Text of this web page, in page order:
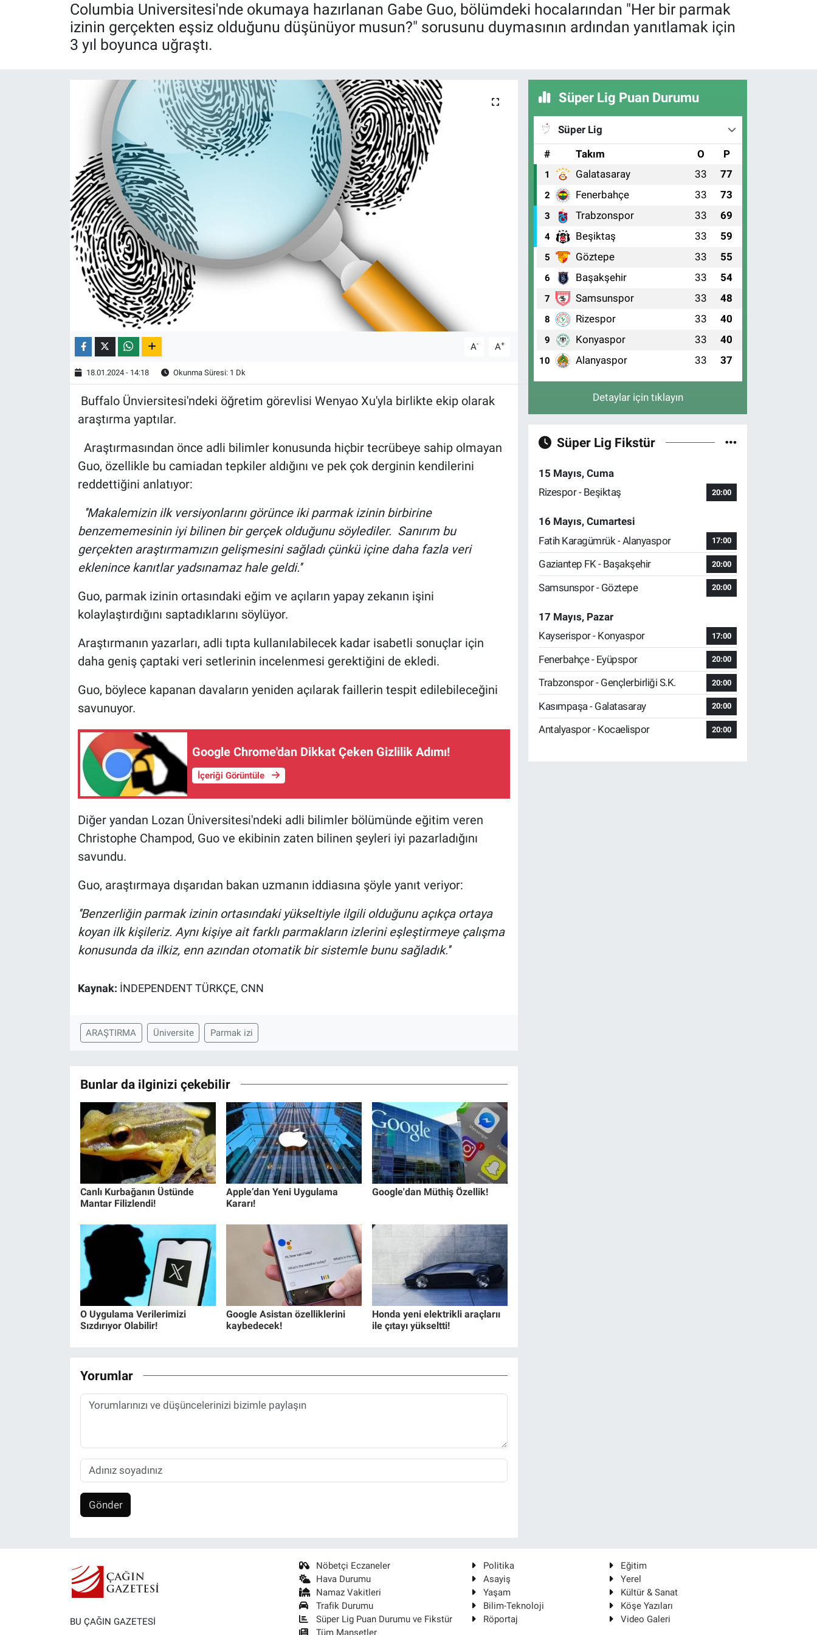
Columbia Universitesi'nde okumaya hazırlanan Gabe Guo, bölümdeki hocalarından "Her bir parmak
izinin gerçekten eşsiz olduğunu düşünüyor musun?" sorusunu duymasının ardından yanıtlamak için
3 yıl boyunca uğraştı.
A- A+
18.01.2024 - 14:18 Okunma Süresi: 1 Dk
Buffalo Ünviersitesi'ndeki öğretim görevlisi Wenyao Xu'yla birlikte ekip olarak
araştırma yaptılar.
Araştırmasından önce adli bilimler konusunda hiçbir tecrübeye sahip olmayan
Guo, özellikle bu camiadan tepkiler aldığını ve pek çok derginin kendilerini
reddettiğini anlatıyor:
''Makalemizin ilk versiyonlarını görünce iki parmak izinin birbirine
benzememesinin iyi bilinen bir gerçek olduğunu söylediler. Sanırım bu
gerçekten araştırmamızın gelişmesini sağladı çünkü içine daha fazla veri
eklenince kanıtlar yadsınamaz hale geldi.''
Guo, parmak izinin ortasındaki eğim ve açıların yapay zekanın işini
kolaylaştırdığını saptadıklarını söylüyor.
Araştırmanın yazarları, adli tıpta kullanılabilecek kadar isabetli sonuçlar için
daha geniş çaptaki veri setlerinin incelenmesi gerektiğini de ekledi.
Guo, böylece kapanan davaların yeniden açılarak faillerin tespit edilebileceğini
savunuyor.
Google Chrome'dan Dikkat Çeken Gizlilik Adımı!
İçeriği Görüntüle
Diğer yandan Lozan Üniversitesi'ndeki adli bilimler bölümünde eğitim veren
Christophe Champod, Guo ve ekibinin zaten bilinen şeyleri iyi pazarladığını
savundu.
Guo, araştırmaya dışarıdan bakan uzmanın iddiasına şöyle yanıt veriyor:
''Benzerliğin parmak izinin ortasındaki yükseltiyle ilgili olduğunu açıkça ortaya
koyan ilk kişileriz. Aynı kişiye ait farklı parmakların izlerini eşleştirmeye çalışma
konusunda da ilkiz, enn azından otomatik bir sistemle bunu sağladık.''
Kaynak: İNDEPENDENT TÜRKÇE, CNN
ARAŞTIRMA Üniversite Parmak izi
Bunlar da ilginizi çekebilir
Canlı Kurbağanın Üstünde
Mantar Filizlendi!
Apple’dan Yeni Uygulama
Kararı!
Google'dan Müthiş Özellik!
O Uygulama Verilerimizi
Sızdırıyor Olabilir!
Google Asistan özelliklerini
kaybedecek!
Honda yeni elektrikli araçlarıı
ile çıtayı yükseltti!
Yorumlar
Gönder
Süper Lig Puan Durumu
Süper Lig
#
Takım O P
1 Galatasaray 33 77
2 Fenerbahçe 33 73
3 Trabzonspor 33 69
4 Beşiktaş 33 59
5 Göztepe 33 55
6 Başakşehir 33 54
7 Samsunspor 33 48
8 Rizespor 33 40
9 Konyaspor 33 40
10 Alanyaspor 33 37
Detaylar için tıklayın
Süper Lig Fikstür
15 Mayıs, Cuma
Rizespor - Beşiktaş
20:00
16 Mayıs, Cumartesi
Fatih Karagümrük - Alanyaspor
17:00
Gaziantep FK - Başakşehir 20:00
Samsunspor - Göztepe 20:00
17 Mayıs, Pazar
Kayserispor - Konyaspor
17:00
Fenerbahçe - Eyüpspor 20:00
Trabzonspor - Gençlerbirliği S.K. 20:00
Kasımpaşa - Galatasaray 20:00
Antalyaspor - Kocaelispor 20:00
BU ÇAĞIN GAZETESİ
Nöbetçi Eczaneler
Hava Durumu
Namaz Vakitleri
Trafik Durumu
Süper Lig Puan Durumu ve Fikstür
Tüm Manşetler
Politika
Eğitim
Asayiş
Yerel
Yaşam
Kültür & Sanat
Bilim-Teknoloji
Köşe Yazıları
Röportaj
Video Galeri
Röportaj
Video Galeri